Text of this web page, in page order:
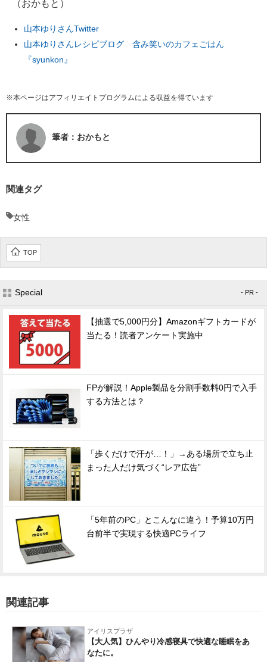
（おかもと）
山本ゆりさんTwitter
山本ゆりさんレシピブログ 含み笑いのカフェごはん
『syunkon』
※本ページはアフィリエイトプログラムによる収益を得ています
筆者：おかもと
関連タグ
女性
TOP
Special - PR -
【抽選で5,000円分】Amazonギフトカードが
当たる！読者アンケート実施中
FPが解説！Apple製品を分割手数料0円で入手
する方法とは？
「歩くだけで汗が…！」→ある場所で立ち止
まった人だけ気づく“レア広告”
「5年前のPC」とこんなに違う！予算10万円
台前半で実現する快適PCライフ
関連記事
アイリスプラザ
【大人気】ひんやり冷感寝具で快適な睡眠をあ
なたに。